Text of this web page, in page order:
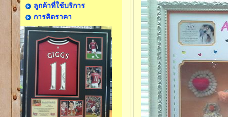
ลูกค้าที่ใช้บริการ
การคิดราคา